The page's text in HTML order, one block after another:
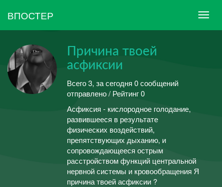
ВПОСТЕР
Причина твоей
асфиксии
Всего 3, за сегодня 0 сообщений
отправлено / Рейтинг 0
Асфиксия - кислородное голодание,
развившееся в результате
физических воздействий,
препятствующих дыханию, и
сопровождающееся острым
расстройством функций центральной
нервной системы и кровообращения Я
причина твоей асфиксии ?